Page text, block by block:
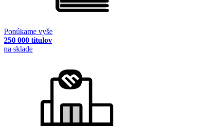
Ponúkame vyše
250 000 titulov
na sklade